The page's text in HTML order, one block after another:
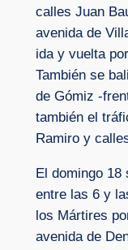
calles Juan
avenida de
ida y vuelta
También se
de Gómiz -
también el
Ramiro y
El domingo
entre las 6 y
los Mártires
avenida de